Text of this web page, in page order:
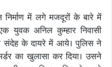
में लगे मजदूरों के बारे में
युवक अनिल कुम्हार निवासी
संदेह के दायरे में आये। पुलिस ने
का खुलासा कर दिया। उसने